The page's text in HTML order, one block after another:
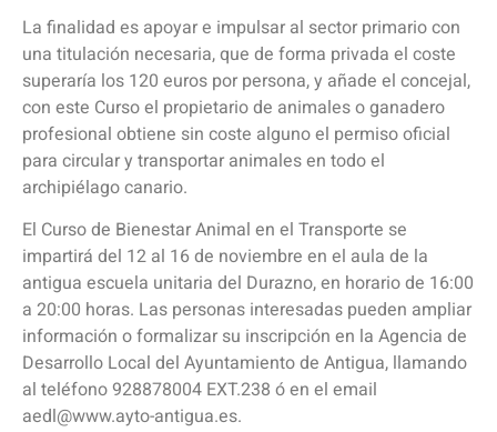
La finalidad es apoyar e impulsar al sector primario con
una titulación necesaria, que de forma privada el coste
superaría los 120 euros por persona, y añade el concejal,
con este Curso el propietario de animales o ganadero
profesional obtiene sin coste alguno el permiso oficial
para circular y transportar animales en todo el
archipiélago canario.
El Curso de Bienestar Animal en el Transporte se
impartirá del 12 al 16 de noviembre en el aula de la
antigua escuela unitaria del Durazno, en horario de 16:00
a 20:00 horas. Las personas interesadas pueden ampliar
información o formalizar su inscripción en la Agencia de
Desarrollo Local del Ayuntamiento de Antigua, llamando
al teléfono 928878004 EXT.238 ó en el email
aedl@www.ayto-antigua.es.